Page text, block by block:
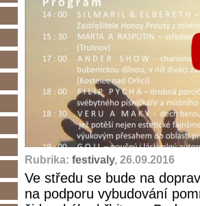
Rubrika: festivaly, 26.09.2016
Ve středu se bude na
na podporu vybudování